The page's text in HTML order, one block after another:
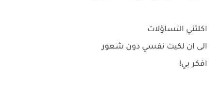
اكلتني التساؤلات
الى ان لكيت نفسي دون شعور
افكر بي!